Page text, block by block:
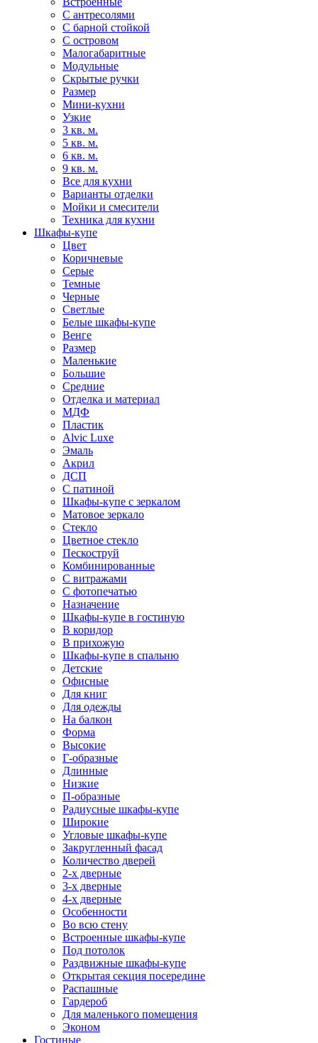
С антресолями
С барной стойкой
С островом
Малогабаритные
Модульные
Скрытые ручки
Размер
Мини-кухни
Узкие
3 кв. м.
5 кв. м.
6 кв. м.
9 кв. м.
Все для кухни
Варианты отделки
Мойки и смесители
Техника для кухни
Шкафы-купе
Цвет
Коричневые
Серые
Темные
Черные
Светлые
Белые шкафы-купе
Венге
Размер
Маленькие
Большие
Средние
Отделка и материал
МДФ
Пластик
Alvic Luxe
Эмаль
Акрил
ДСП
С патиной
Шкафы-купе с зеркалом
Матовое зеркало
Стекло
Цветное стекло
Пескоструй
Комбинированные
С витражами
С фотопечатью
Назначение
Шкафы-купе в гостиную
В коридор
В прихожую
Шкафы-купе в спальню
Детские
Офисные
Для книг
Для одежды
На балкон
Форма
Высокие
Г-образные
Длинные
Низкие
П-образные
Радиусные шкафы-купе
Широкие
Угловые шкафы-купе
Закругленный фасад
Количество дверей
2-х дверные
3-х дверные
4-х дверные
Особенности
Во всю стену
Встроенные шкафы-купе
Под потолок
Раздвижные шкафы-купе
Открытая секция посередине
Распашные
Гардероб
Для маленького помещения
Эконом
Гостиные